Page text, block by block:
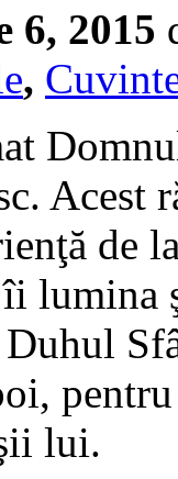
6, 2015
,
de
lumina
lui.